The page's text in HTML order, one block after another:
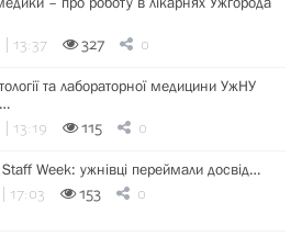
| 13:37 327 0
та лабораторної медицини УжНУ
13:19 115 0
Week: ужнівці переймали досвід…
17:03 153 0